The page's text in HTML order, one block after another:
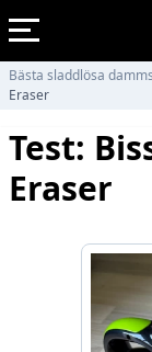
Bästa sladdlösa
Eraser
Test:
Eraser